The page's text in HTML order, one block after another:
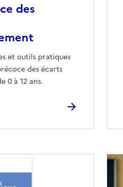
des
et outils pratiques
des écarts
0 à 12 ans.